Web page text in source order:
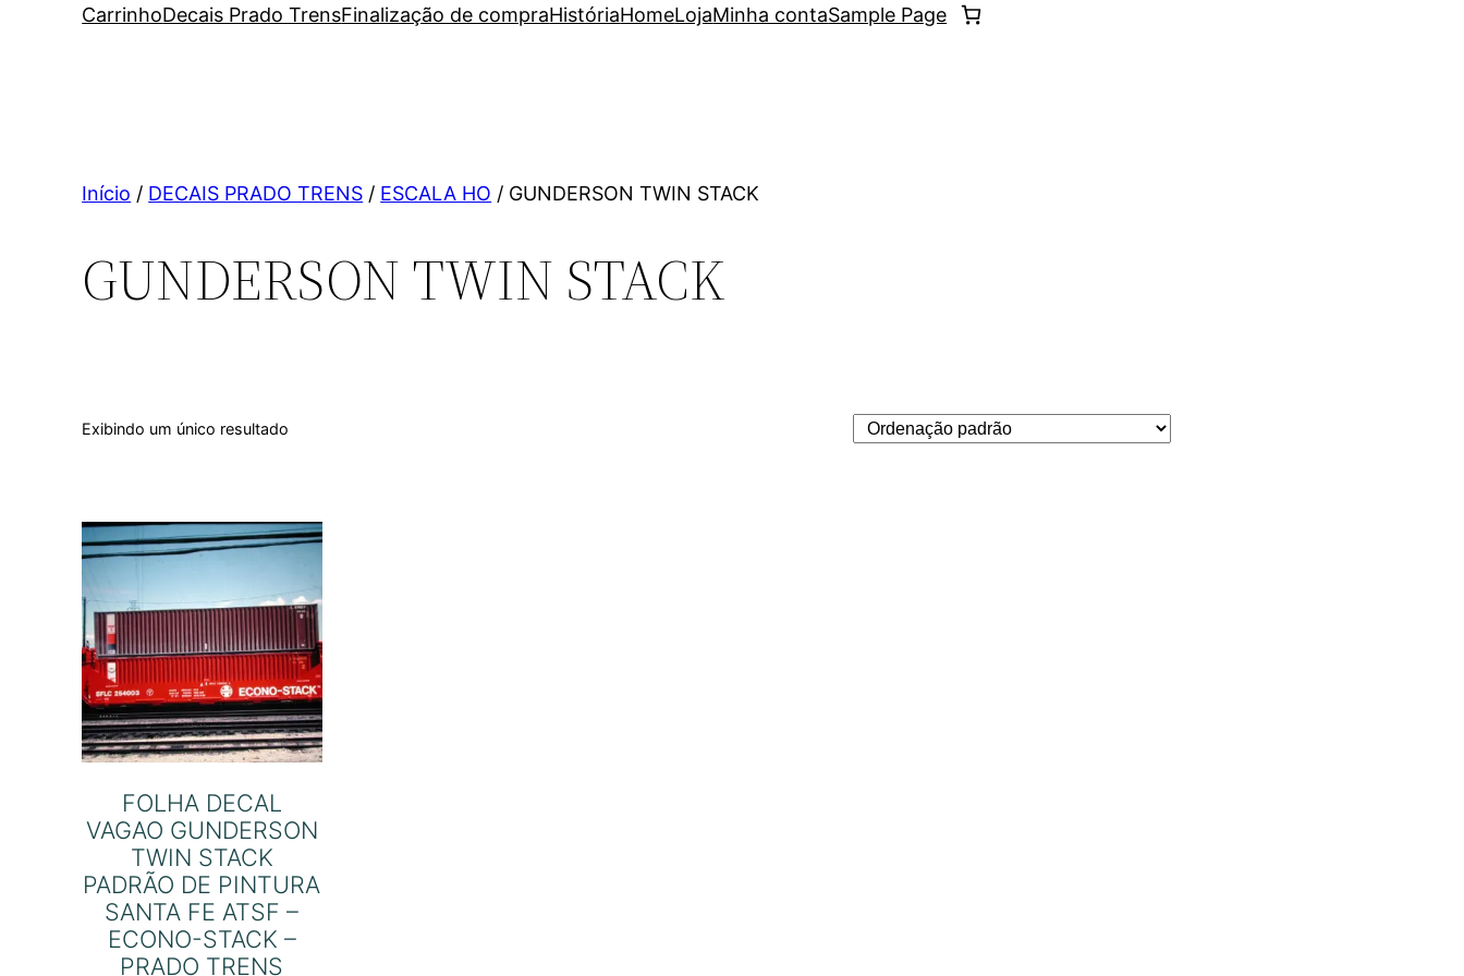
CarrinhoDecais Prado TrensFinalização de compraHistóriaHomeLojaMinha contaSample Page
Início / DECAIS PRADO TRENS / ESCALA HO / GUNDERSON TWIN STACK
GUNDERSON TWIN STACK
Exibindo um único resultado
FOLHA DECAL
VAGAO GUNDERSON
TWIN STACK
PADRÃO DE PINTURA
SANTA FE ATSF –
ECONO-STACK –
PRADO TRENS